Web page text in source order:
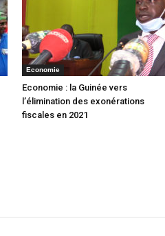
Economie
Economie : la Guinée vers
l’élimination des exonérations
fiscales en 2021